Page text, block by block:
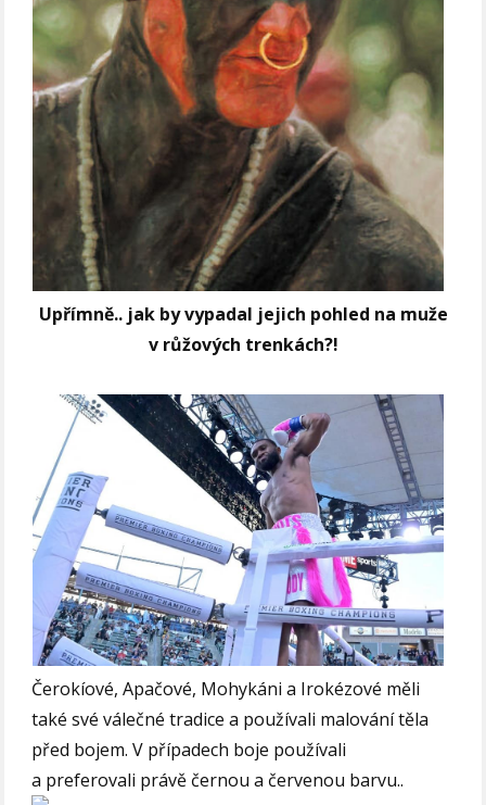
Upřímně.. jak by vypadal jejich pohled na muže
v růžových trenkách?!
Čerokíové, Apačové, Mohykáni a Irokézové měli
také své válečné tradice a používali malování těla
před bojem. V případech boje používali
a preferovali právě černou a červenou barvu..